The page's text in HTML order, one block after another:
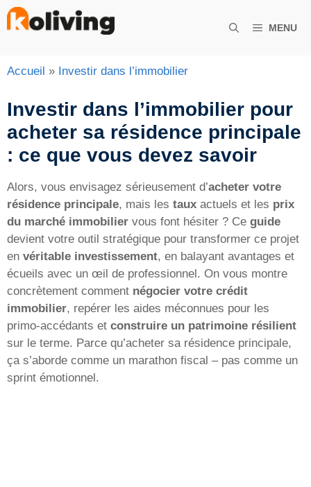
Aller
MENU
Accueil » Investir dans l’immobilier
Investir dans l’immobilier pour
acheter sa résidence principale
: ce que vous devez savoir
Alors, vous envisagez sérieusement d’acheter votre
résidence principale, mais les taux actuels et les prix
du marché immobilier vous font hésiter ? Ce guide
devient votre outil stratégique pour transformer ce projet
en véritable investissement, en balayant avantages et
écueils avec un œil de professionnel. On vous montre
concrètement comment négocier votre crédit
immobilier, repérer les aides méconnues pour les
primo-accédants et construire un patrimoine résilient
sur le terme. Parce qu’acheter sa résidence principale,
ça s’aborde comme un marathon fiscal – pas comme un
sprint émotionnel.